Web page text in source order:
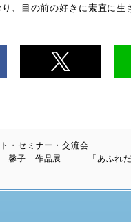
、目の前の好きに素直に生
・セミナー・交流会
馨子 作品展 「あふれ